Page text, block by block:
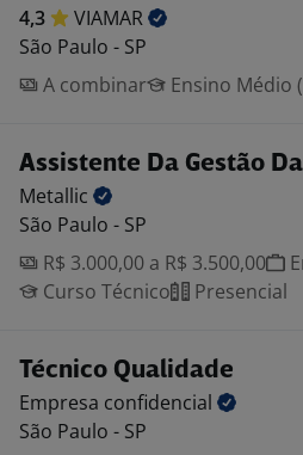
4,3
VIAMAR
São Paulo - SP
A combinar
Ensino Médio
Assistente Da Gestão
Metallic
São Paulo - SP
R$ 3.000,00 a R$ 3.500,00
Curso Técnico
Presencial
Técnico Qualidade
Empresa confidencial
São Paulo - SP